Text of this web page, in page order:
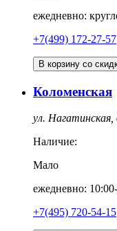
ежедневно:
+7(499) 172-27-57
В корзину со
Коломенская
ул.
Наличие:
Мало
ежедневно:
+7(495) 720-54-15